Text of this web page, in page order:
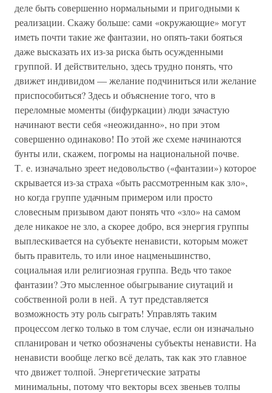
деле быть совершенно нормальными и пригодными к
реализации. Скажу больше: сами «окружающие» могут
иметь почти такие же фантазии, но опять-таки бояться
даже высказать их из-за риска быть осужденными
группой. И действительно, здесь трудно понять, что
движет индивидом — желание подчиниться или желание
приспособиться? Здесь и объяснение того, что в
переломные моменты (бифуркации) люди зачастую
начинают вести себя «неожиданно», но при этом
совершенно одинаково! По этой же схеме начинаются
бунты или, скажем, погромы на национальной почве.
Т. е. изначально зреет недовольство («фантазии») которое
скрывается из-за страха «быть рассмотренным как зло»,
но когда группе удачным примером или просто
словесным призывом дают понять что «зло» на самом
деле никакое не зло, а скорее добро, вся энергия группы
выплескивается на субъекте ненависти, которым может
быть правитель, то или иное нацменьшинство,
социальная или религиозная группа. Ведь что такое
фантазии? Это мысленное обыгрывание сиутаций и
собственной роли в ней. А тут представляется
возможность эту роль сыграть! Управлять таким
процессом легко только в том случае, если он изначально
спланирован и четко обозначены субъекты ненависти. На
ненависти вообще легко всё делать, так как это главное
что движет толпой. Энергетические затраты
минимальны, потому что векторы всех звеньев толпы